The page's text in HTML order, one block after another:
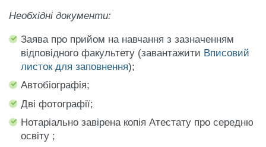
Необхідні документи:
Заява про прийом на навчання з зазначенням
відповідного факультету (завантажити Вписовий
листок для заповнення);
Автобіографія;
Дві фотографії;
Нотаріально завірена копія Атестату про середню
освіту ;